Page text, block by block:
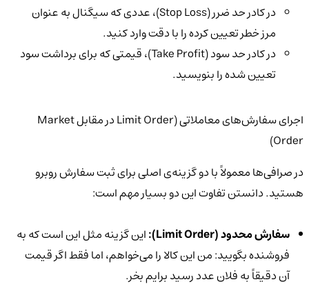
در کادر حد ضرر (Stop Loss)، عددی که سیگنال به عنوان
مرز خطر تعیین کرده را با دقت وارد کنید.
در کادر حد سود (Take Profit)، قیمتی که برای برداشت سود
تعیین شده را بنویسید.
اجرای سفارش‌های معاملاتی (Limit Order در مقابل Market
Order)
در صرافی‌ها معمولاً با دو گزینه‌ی اصلی برای ثبت سفارش روبرو
هستید. دانستن تفاوت این دو بسیار مهم است:
سفارش محدود (Limit Order):
این گزینه مثل این است که به
فروشنده بگویید: من این کالا را می‌خواهم، اما فقط اگر قیمت
آن دقیقاً به فلان عدد رسید برایم بخر.